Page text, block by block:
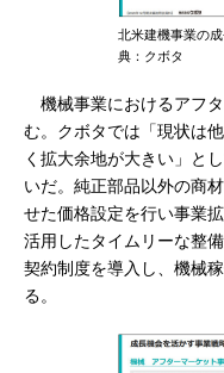
北米建機事業の
典：クボタ
機械事業におけるアフ
む。クボタでは「現状は
く拡大余地が大きい」と
いだ。純正部品以外の商
せた価格設定を行い事業
活用したタイムリーな整
契約制度を導入し、機械
る。